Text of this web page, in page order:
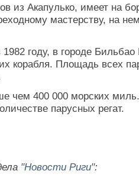
из Акапулько, имеет на
мастерству, на
году, в городе
корабля. Площадь всех
чем 400 000 морских
парусных регат.
"Новости Риги":